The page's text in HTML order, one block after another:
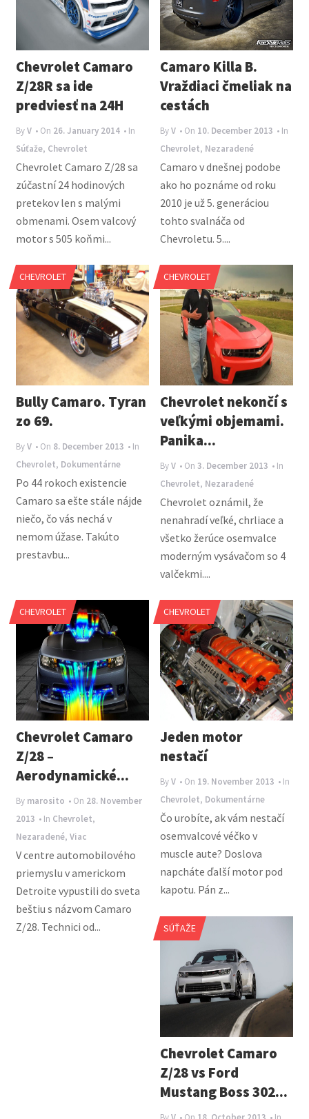
Chevrolet Camaro
Z/28R sa ide
predviesť na 24H
ByV • On 26. January 2014 • In
Súťaže, Chevrolet
Chevrolet Camaro Z/28 sa
zúčastní 24 hodinových
pretekov len s malými
obmenami. Osem valcový
motor s 505 koňmi...
Camaro Killa B.
Vraždiaci čmeliak na
cestách
ByV • On 10. December 2013 • In
Chevrolet, Nezaradené
Camaro v dnešnej podobe
ako ho poznáme od roku
2010 je už 5. generáciou
tohto svalnáča od
Chevroletu. 5....
CHEVROLET
Bully Camaro. Tyran
zo 69.
ByV • On 8. December 2013 • In
Chevrolet, Dokumentárne
Po 44 rokoch existencie
Camaro sa ešte stále nájde
niečo, čo vás nechá v
nemom úžase. Takúto
prestavbu...
CHEVROLET
Chevrolet nekončí s
veľkými objemami.
Panika...
ByV • On3. December 2013 • In
Chevrolet, Nezaradené
Chevrolet oznámil, že
nenahradí veľké, chrliace a
všetko žerúce osemvalce
moderným vysávačom so 4
valčekmi....
CHEVROLET
Chevrolet Camaro
Z/28 –
Aerodynamické...
By marosito • On 28. November
2013 • In Chevrolet,
Nezaradené,Viac
V centre automobilového
priemyslu v americkom
Detroite vypustili do sveta
beštiu s názvom Camaro
Z/28. Technici od...
CHEVROLET
Jeden motor
nestačí
ByV • On 19. November 2013 • In
Chevrolet, Dokumentárne
Čo urobíte, ak vám nestačí
osemvalcové véčko v
muscle aute? Doslova
napcháte ďalší motor pod
kapotu. Pán z...
SÚŤAŽE
Chevrolet Camaro
Z/28 vs Ford
Mustang Boss 302...